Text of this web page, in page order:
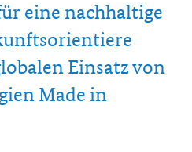
eine nachhaltige
Einsatz von
Made in